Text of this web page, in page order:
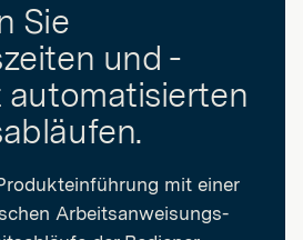
Sie
und -
automatisierten
mit einer
Arbeitsanweisungs-